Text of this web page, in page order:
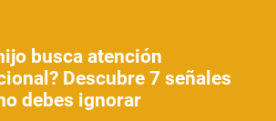
busca atención
Descubre 7 señales
debes ignorar